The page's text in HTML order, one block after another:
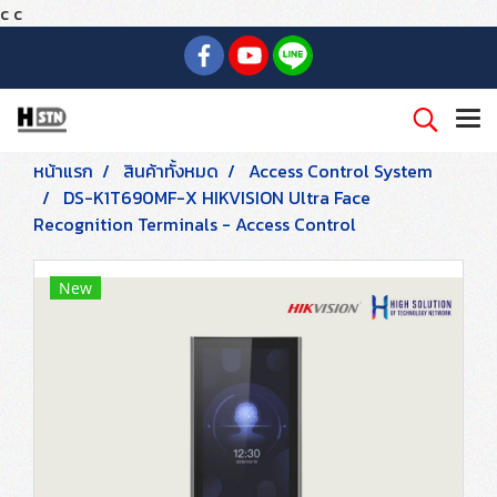
c c
หน้าแรก สินค้าทั้งหมด
Access Control System
DS-K1T690MF-X HIKVISION Ultra Face
Recognition Terminals - Access Control
New